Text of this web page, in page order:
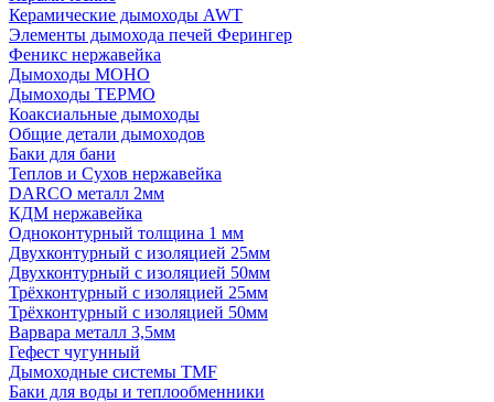
Керамические дымоходы AWT
Элементы дымохода печей Ферингер
Феникс нержавейка
Дымоходы МОНО
Дымоходы ТЕРМО
Коаксиальные дымоходы
Общие детали дымоходов
Баки для бани
Теплов и Сухов нержавейка
DARCO металл 2мм
КДМ нержавейка
Одноконтурный толщина 1 мм
Двухконтурный с изоляцией 25мм
Двухконтурный с изоляцией 50мм
Трёхконтурный с изоляцией 25мм
Трёхконтурный с изоляцией 50мм
Варвара металл 3,5мм
Гефест чугунный
Дымоходные системы TMF
Баки для воды и теплообменники